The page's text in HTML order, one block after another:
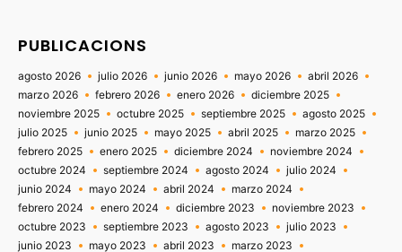
PUBLICACIONS
agosto 2026 julio 2026 junio 2026 mayo 2026
abril 2026
marzo 2026
febrero 2026 enero 2026
diciembre 2025
noviembre 2025
octubre 2025 septiembre 2025
agosto 2025
julio 2025
junio 2025 mayo 2025 abril 2025
marzo 2025
febrero 2025
enero 2025 diciembre 2024
noviembre 2024
octubre 2024
septiembre 2024 agosto 2024
julio 2024
junio 2024
mayo 2024 abril 2024
marzo 2024
febrero 2024
enero 2024 diciembre 2023
noviembre 2023
octubre 2023
septiembre 2023 agosto 2023
julio 2023
junio 2023
mayo 2023 abril 2023 marzo 2023